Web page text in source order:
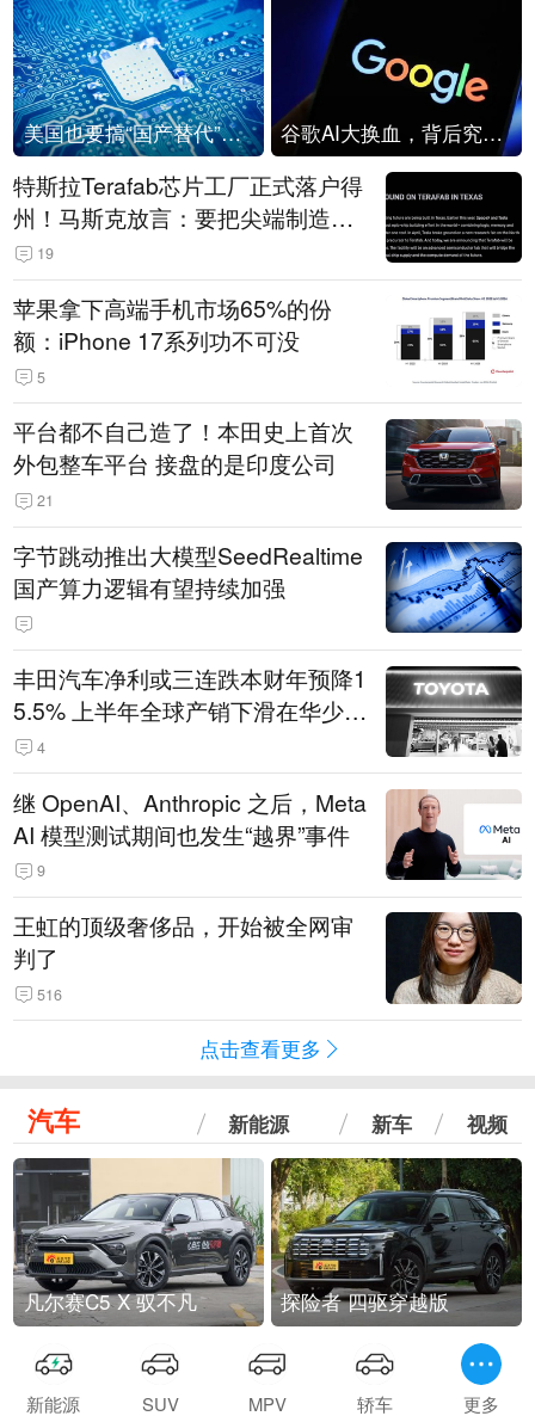
美国也要搞“国产替代”？先算清三笔账 谷歌AI大换血，背后究竟发生了什么？
特斯拉Terafab芯片工厂正式落户得
州！马斯克放言：要把尖端制造带
回美国
19
苹果拿下高端手机市场65%的份
额：iPhone 17系列功不可没
5
平台都不自己造了！本田史上首次
外包整车平台 接盘的是印度公司
21
字节跳动推出大模型SeedRealtime
国产算力逻辑有望持续加强
丰田汽车净利或三连跌本财年预降1
5.5% 上半年全球产销下滑在华少卖
14.3万辆
4
继 OpenAI、Anthropic 之后，Meta
AI 模型测试期间也发生“越界”事件
9
王虹的顶级奢侈品，开始被全网审
判了
516
点击查看更多
汽车 新能源 新车 视频
凡尔赛C5 X 驭不凡 探险者 四驱穿越版
新能源 SUV MPV 轿车 更多